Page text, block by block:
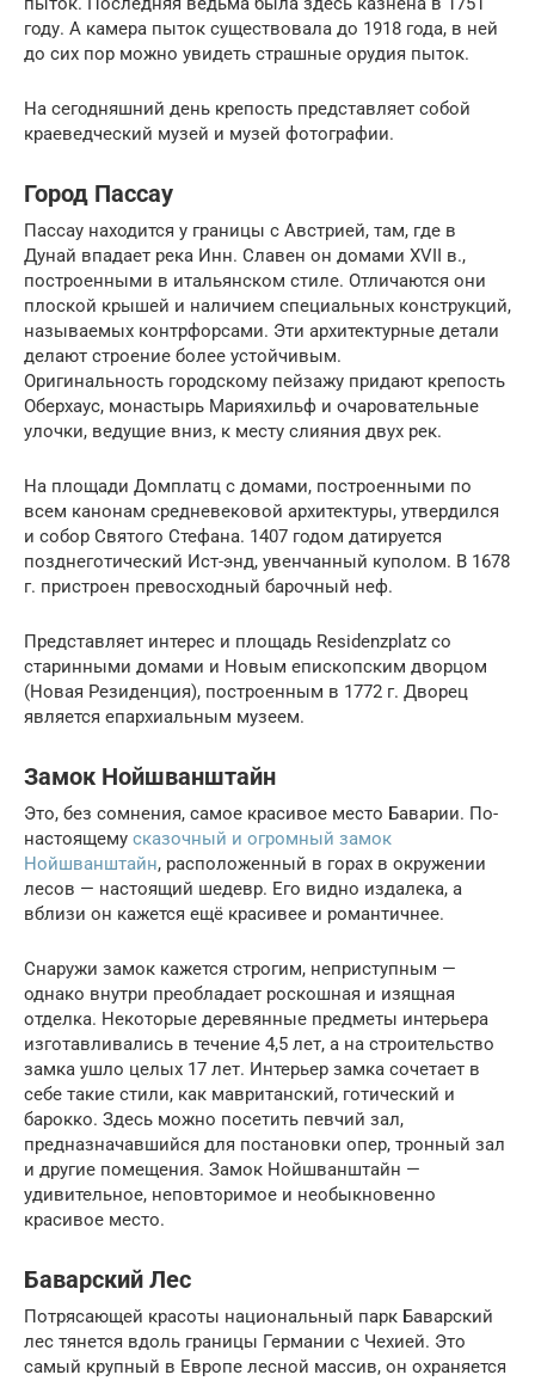
году. А камера пыток существовала до 1918 года, в ней
до сих пор можно увидеть страшные орудия пыток.
На сегодняшний день крепость представляет собой
краеведческий музей и музей фотографии.
Город Пассау
Пассау находится у границы с Австрией, там, где в
Дунай впадает река Инн. Славен он домами XVII в.,
построенными в итальянском стиле. Отличаются они
плоской крышей и наличием специальных конструкций,
называемых контрфорсами. Эти архитектурные детали
делают строение более устойчивым.
Оригинальность городскому пейзажу придают крепость
Оберхаус, монастырь Марияхильф и очаровательные
улочки, ведущие вниз, к месту слияния двух рек.
На площади Домплатц с домами, построенными по
всем канонам средневековой архитектуры, утвердился
и собор Святого Стефана. 1407 годом датируется
позднеготический Ист-энд, увенчанный куполом. В 1678
г. пристроен превосходный барочный неф.
Представляет интерес и площадь Residenzplatz со
старинными домами и Новым епископским дворцом
(Новая Резиденция), построенным в 1772 г. Дворец
является епархиальным музеем.
Замок Нойшванштайн
Это, без сомнения, самое красивое место Баварии. По-
настоящему сказочный и огромный замок
Нойшванштайн, расположенный в горах в окружении
лесов — настоящий шедевр. Его видно издалека, а
вблизи он кажется ещё красивее и романтичнее.
Снаружи замок кажется строгим, неприступным —
однако внутри преобладает роскошная и изящная
отделка. Некоторые деревянные предметы интерьера
изготавливались в течение 4,5 лет, а на строительство
замка ушло целых 17 лет. Интерьер замка сочетает в
себе такие стили, как мавританский, готический и
барокко. Здесь можно посетить певчий зал,
предназначавшийся для постановки опер, тронный зал
и другие помещения. Замок Нойшванштайн —
удивительное, неповторимое и необыкновенно
красивое место.
Баварский Лес
Потрясающей красоты национальный парк Баварский
лес тянется вдоль границы Германии с Чехией. Это
самый крупный в Европе лесной массив, он охраняется